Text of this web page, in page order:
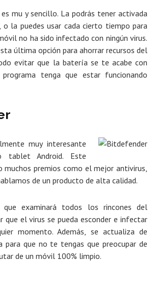
mu y sencillo. La podrás tener activada
la puedes usar cada cierto tiempo para
no ha sido infectado con ningún virus.
última opción para ahorrar recursos del
evitar que la batería se te acabe con
tenga que estar funcionando
muy interesante
Android. Este
muchos premios como el mejor antivirus,
de un producto de alta calidad.
que examinará todos los rincones del
que el virus se pueda esconder e infectar
momento. Además, se actualiza de
para que no te tengas que preocupar de
de un móvil 100% limpio.